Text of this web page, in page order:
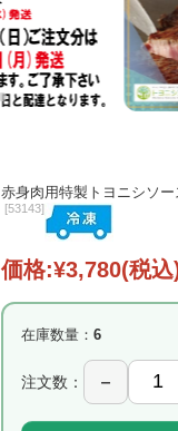
赤身肉用特製トヨニシソ
[53143]
価格:¥3,780(税込
在庫数量： 6
注文数：